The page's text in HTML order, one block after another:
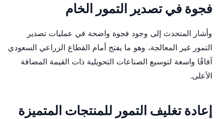
فجوة في تصدير التمور الخام
وأشار المتحدث إلى وجود فجوة واضحة في عمليات تصدير
التمور غير المعالجة، وهو ما يفتح أمام القطاع الزراعي السعودي
آفاقًا واسعة لتوسيع الصناعات التحويلية ذات القيمة المضافة
الأعلى.
إعادة تغليف التمور للمنتجات المتميزة